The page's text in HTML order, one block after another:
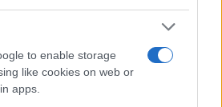
to enable storage
like cookies on web or
apps.